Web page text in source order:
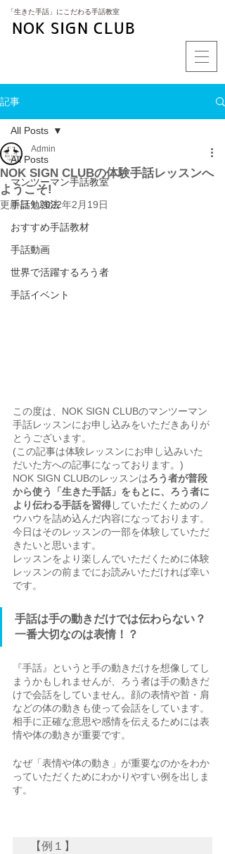
​「生きた手話」にこだわる手話教室
NOK SIGN CLUB
記事
All Posts
マンツーマン手話教室
手話勉強法
おすすめ手話教材
手話動画
世界で活躍するろう者
手話イベント
All Posts
NOK SIGN CLUBの体験手話レッスンへ
ようこそ!
Admin
更新日：2022年2月19日
この度は、NOK SIGN CLUBのマンツーマン
手話レッスンにお申し込みをいただきありが
とうございます。
(この記事は体験レッスンにお申し込みいた
だいた方への記事になっております。)
NOK SIGN CLUBのレッスンはろう者が普段
から使う「生きた手話」をもとに、ろう者に
より伝わる手話を習得していただくためのノ
ウハウを詰め込んだ内容になっております。
今日はそのレッスンの一部を体験していただ
きたいと思います。
レッスンをより楽しんでいただくために体験
レッスンの前までにお読みいただければ幸い
です。
手話は手の動きだけでは伝わらない？
一番大切なのは表情！？
『手話』というと手の動きだけを想像してし
まうかもしれませんが、ろう者は手の動きだ
けで会話をしていません。顔の表情や首・肩
などの体の動きも使って会話をしています。
相手に正確な意思や感情を伝えるためには表
情や体の動きが重要です。
なぜ「表情や体の動き」が重要なのかをわか
っていただくためにわかりやすい例を出しま
す。
【例１】